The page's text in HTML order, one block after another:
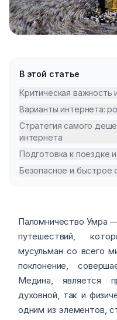
В этой статье
Критическая
Варианты интернета:
Стратегия самого
интернета
Подготовка к поездке
Безопасное и быстрое
Паломничество Умра
путешествий,
мусульман со всего
поклонение,
Медина, является
духовной, так и
одним из элементов,